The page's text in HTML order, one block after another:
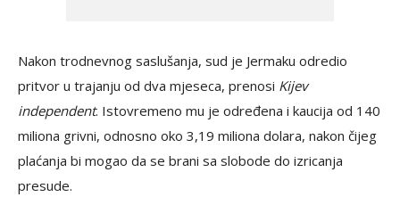
Nakon trodnevnog saslušanja, sud je Jermaku odredio
pritvor u trajanju od dva mjeseca, prenosi Kijev
independent. Istovremeno mu je određena i kaucija od 140
miliona grivni, odnosno oko 3,19 miliona dolara, nakon čijeg
plaćanja bi mogao da se brani sa slobode do izricanja
presude.